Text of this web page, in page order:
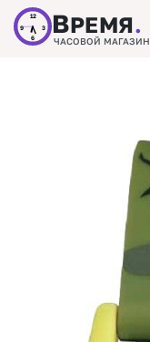
12
3
6
9 ВРЕМЯ.
ЧАСОВОЙ МАГАЗИН